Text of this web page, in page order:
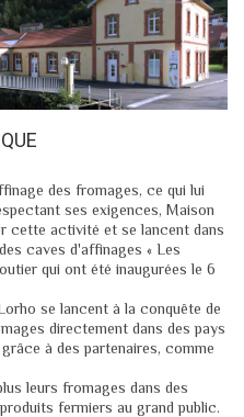
des fromages, ce qui lui
ses exigences, Maison
cette activité et se lancent dans
caves d'affinages « Les
qui ont été inaugurées le 6
se lancent à la conquête de
directement dans des pays
à des partenaires, comme
leurs fromages dans des
fermiers au grand public.